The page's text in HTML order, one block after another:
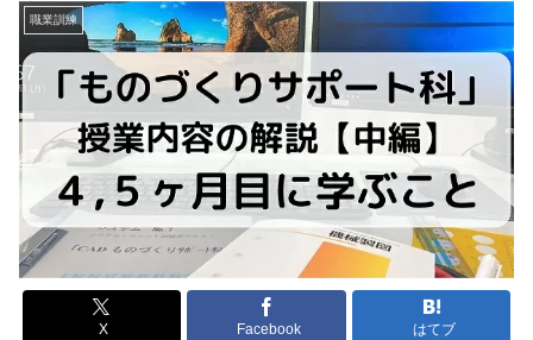
職業訓練
X Facebook はてブ